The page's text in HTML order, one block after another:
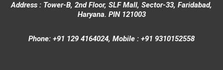
Address : Tower-B, 2nd Floor, SLF Mall, Sector-33, Faridabad,
Haryana. PIN 121003
Phone: +91 129 4164024, Mobile : +91 9310152558